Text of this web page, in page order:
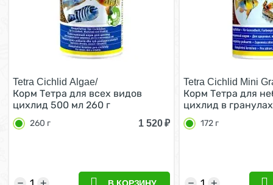
Tetra Cichlid Algae/
Корм Тетра для всех видов
цихлид 500 мл 260 г
260 г 1 520₽
+
−
Tetra Cichlid Mini
Корм Тетра для
цихлид в
172 г
+
−